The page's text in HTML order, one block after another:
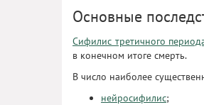
Основные
Сифилис третичного
в конечном итоге смерть.
В число наиболее
нейросифилис;